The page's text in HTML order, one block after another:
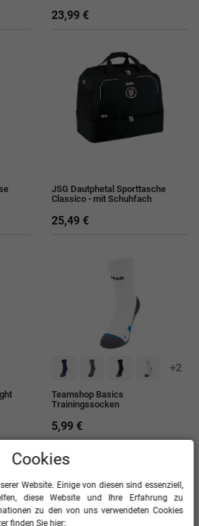
23,99 €
JSG Dautphetal Sporttasche
Classico - mit Schuhfach
25,49 €
+2
Teamshop Basics
Trainingssocken
5,99 €
Cookies
Website. Einige von diesen sind essenziell,
diese Website und Ihre Erfahrung zu
zu den von uns verwendeten Cookies
finden Sie hier: